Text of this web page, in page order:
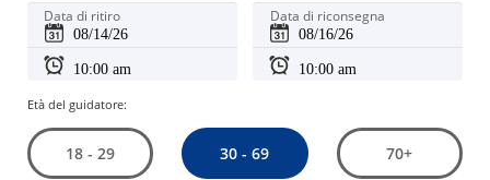
Data di ritiro Data di riconsegna
Età del guidatore:
18 - 29 30 - 69 70+